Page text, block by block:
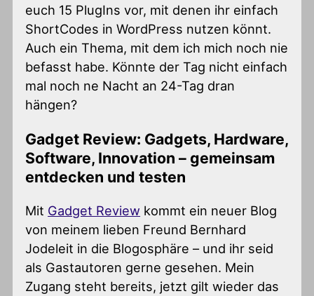
euch 15 PlugIns vor, mit denen ihr einfach
ShortCodes in WordPress nutzen könnt.
Auch ein Thema, mit dem ich mich noch nie
befasst habe. Könnte der Tag nicht einfach
mal noch ne Nacht an 24-Tag dran
hängen?
Gadget Review: Gadgets, Hardware,
Software, Innovation – gemeinsam
entdecken und testen
Mit Gadget Review kommt ein neuer Blog
von meinem lieben Freund Bernhard
Jodeleit in die Blogosphäre – und ihr seid
als Gastautoren gerne gesehen. Mein
Zugang steht bereits, jetzt gilt wieder das